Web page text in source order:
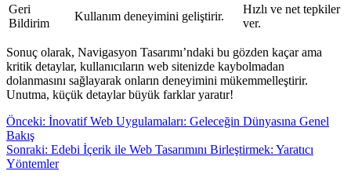
Geri
Bildirim
Kullanım deneyimini geliştirir.
Hızlı ve net tepkiler
ver.
Sonuç olarak, Navigasyon Tasarımı’ndaki bu gözden kaçar ama
kritik detaylar, kullanıcıların web sitenizde kaybolmadan
dolanmasını sağlayarak onların deneyimini mükemmelleştirir.
Unutma, küçük detaylar büyük farklar yaratır!
Yazı
gezinmesi
Önceki: İnovatif Web Uygulamaları: Geleceğin Dünyasına Genel
Bakış
Sonraki: Edebi İçerik ile Web Tasarımını Birleştirmek: Yaratıcı
Yöntemler